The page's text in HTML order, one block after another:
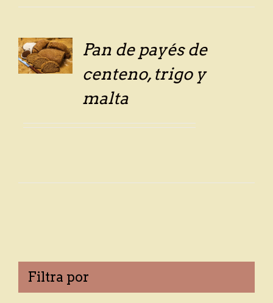
Pan de payés de
centeno, trigo y
malta
Filtra por